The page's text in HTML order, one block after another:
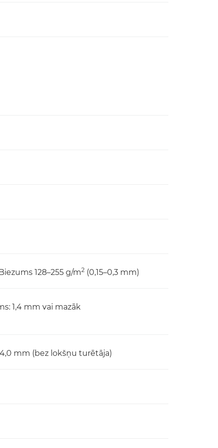
128–255 g/m2 (0,15–0,3 mm)
1,4 mm vai mazāk
mm (bez lokšņu turētāja)